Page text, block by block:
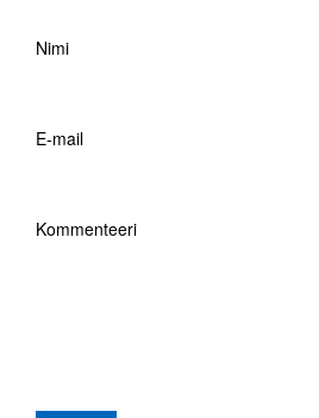
Nimi
E-mail
Kommenteeri